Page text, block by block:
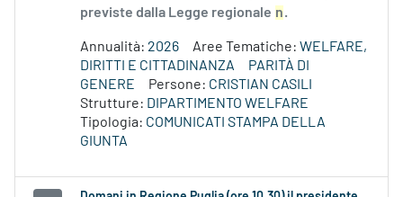
previste dalla Legge regionale n.
Annualità: 2026 Aree Tematiche: WELFARE,
DIRITTI E CITTADINANZA
PARITÀ DI
GENERE
Persone: CRISTIAN CASILI
Strutture: DIPARTIMENTO WELFARE
Tipologia: COMUNICATI STAMPA DELLA
GIUNTA